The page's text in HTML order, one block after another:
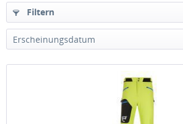
Filtern
Erscheinungsdatum